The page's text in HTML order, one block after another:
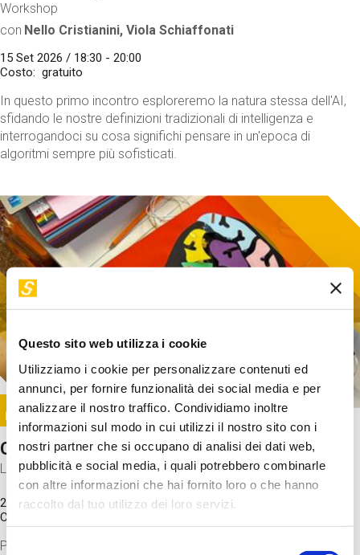
Questo sito web utilizza i cookie
Utilizziamo i cookie per personalizzare contenuti ed
annunci, per fornire funzionalità dei social media e per
analizzare il nostro traffico. Condividiamo inoltre
informazioni sul modo in cui utilizzi il nostro sito con i
nostri partner che si occupano di analisi dei dati web,
pubblicità e social media, i quali potrebbero combinarle
con altre informazioni che hai fornito loro o che hanno
raccolto dal tuo utilizzo dei loro servizi.
Selezione
Workshop
con Nello Cristianini, Viola Schiaffonati
15 Set 2026 / 18:30 - 20:00
Costo
gratuito
In questo primo incontro esploreremo la natura stessa dell'AI,
sfidando le nostre definizioni tradizionali di intelligenza e
interrogandoci su cosa significhi pensare in un'epoca di
algoritmi sempre più sofisticati.
Image
SUNDAY@STEP
Come funziona il cervello?
Laboratorio
20 Set 2026 / 11:15 - 13:00
Costo
Proveremo a costruire un cervello in cartoncino cercando di